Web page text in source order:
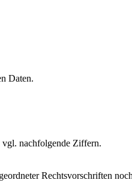
Daten.
vgl. nachfolgende Ziffern.
Rechtsvorschriften